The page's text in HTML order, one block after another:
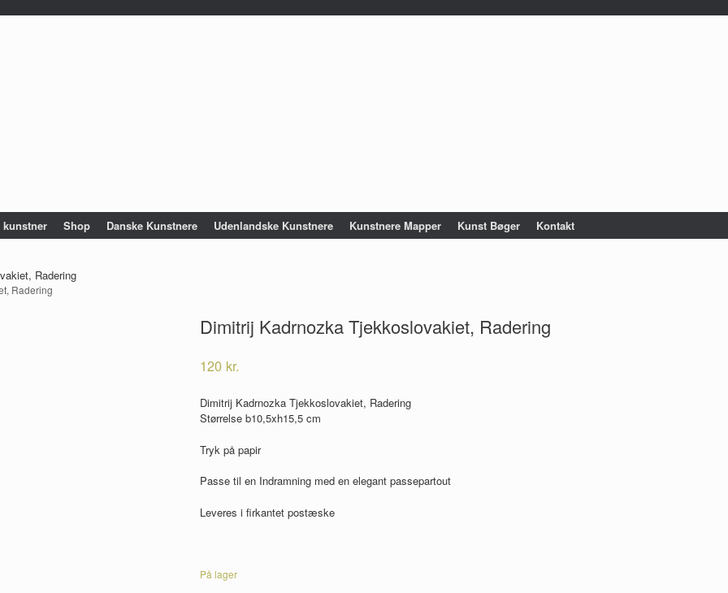
kunstner Shop Danske Kunstnere Udenlandske Kunstnere Kunstnere Mapper Kunst Bøger Kontakt
Radering
Radering
Dimitrij Kadrnozka Tjekkoslovakiet, Radering
120 kr.
Dimitrij Kadrnozka Tjekkoslovakiet, Radering
Størrelse b10,5xh15,5 cm
Tryk på papir
Passe til en Indramning med en elegant passepartout
Leveres i firkantet postæske
På lager